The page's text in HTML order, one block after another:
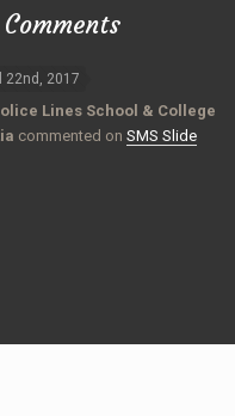
22nd, 2017
Lines School & College
commented on SMS Slide